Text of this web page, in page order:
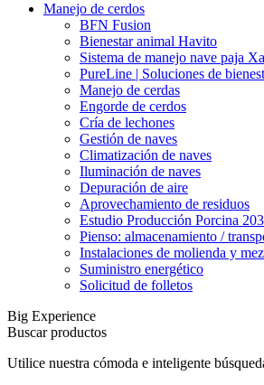
Manejo de cerdos
BFN Fusion
Bienestar animal Havito
Sistema de manejo nave paja
PureLine | Soluciones de
Manejo de cerdas
Engorde de cerdos
Cría de lechones
Gestión de naves
Climatización de naves
Iluminación de naves
Depuración de aire
Aprovechamiento de residuos
Estudio Producción Porcina
Pienso: almacenamiento /
Instalaciones de molienda y
Suministro energético
Solicitud de folletos
Big Experience
Buscar productos
Utilice nuestra cómoda e inteligente